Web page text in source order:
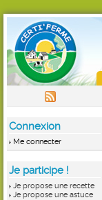
Connexion
Me connecter
Je participe !
Je propose une recette
Je propose une astuce